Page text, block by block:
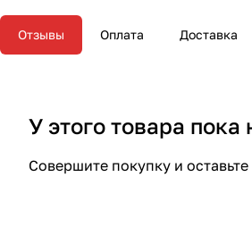
Отзывы Оплата Доставка
У этого товара
Совершите покупку и